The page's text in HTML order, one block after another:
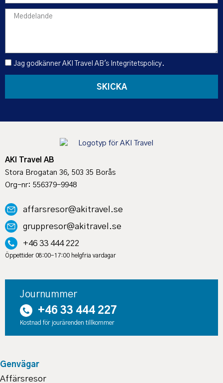
Jag godkänner AKI Travel AB's Integritetspolicy.
SKICKA
AKI Travel AB
Stora Brogatan 36, 503 35 Borås
Org-nr: 556379-9948
affarsresor@akitravel.se
gruppresor@akitravel.se
Journummer
+46 33 444 227
Kostnad för jourärenden tillkommer
+46 33 444 222
Öppettider 08:00-17:00 helgfria vardagar
Genvägar
Affärsresor